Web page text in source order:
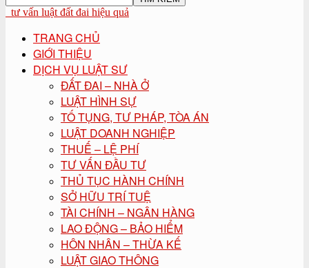
tư vấn luật đất đai hiệu quả
TRANG CHỦ
GIỚI THIỆU
DỊCH VỤ LUẬT SƯ
ĐẤT ĐAI – NHÀ Ở
LUẬT HÌNH SỰ
TỐ TỤNG, TƯ PHÁP, TÒA ÁN
LUẬT DOANH NGHIỆP
THUẾ – LỆ PHÍ
TƯ VẤN ĐẦU TƯ
THỦ TỤC HÀNH CHÍNH
SỞ HỮU TRÍ TUỆ
TÀI CHÍNH – NGÂN HÀNG
LAO ĐỘNG – BẢO HIỂM
HÔN NHÂN – THỪA KẾ
LUẬT GIAO THÔNG